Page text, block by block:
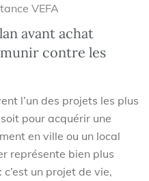
VEFA
avant achat
contre les
l’un des projets les plus
pour acquérir une
en ville ou un local
représente bien plus
un projet de vie,